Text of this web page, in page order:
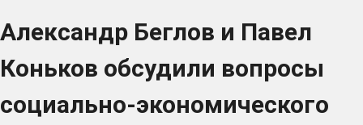
Александр Беглов и Павел
Коньков обсудили вопросы
социально-экономического